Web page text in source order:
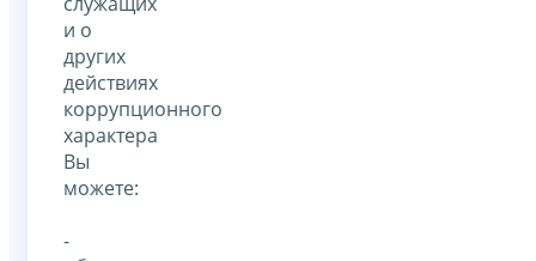
и о
других
действиях
коррупционного
характера
Вы
можете:
-